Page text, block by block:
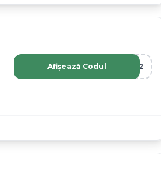
R12
Afișează Codul